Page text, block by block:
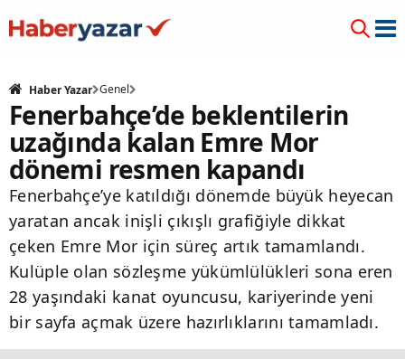
Haber Yazar Genel
Fenerbahçe’de beklentilerin
uzağında kalan Emre Mor
dönemi resmen kapandı
Fenerbahçe’ye katıldığı dönemde büyük heyecan
yaratan ancak inişli çıkışlı grafiğiyle dikkat
çeken Emre Mor için süreç artık tamamlandı.
Kulüple olan sözleşme yükümlülükleri sona eren
28 yaşındaki kanat oyuncusu, kariyerinde yeni
bir sayfa açmak üzere hazırlıklarını tamamladı.